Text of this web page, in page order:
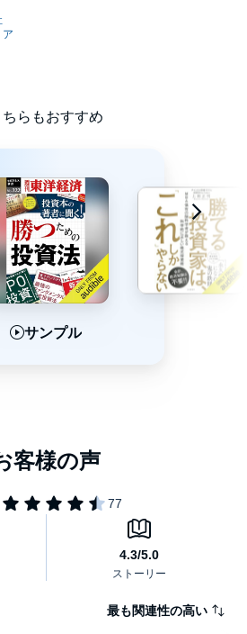
、真に大切なものは何ですか」と聞か
れぞれだと思いますが、本書ではあえ
何か」、気になる人も多いと思いま
えば、“正しい考え”とは“自滅しない考
で「私が長年にわたり見てきた相場の
人とは自滅しない人だと言えます。逆
してしまう人(圧倒的)だと言えます」と
。この“負けるとき”にいかにうまく負け
ます。負け方を失敗してしまうと、そ
本書では、全6章30話からなる投資の正
クニックなどがなくても、投資の基本
ようになっていきます。
基本原則
投資を制する
ためのステップ
ちらもおすすめ
サンプル
最も関連性の高い